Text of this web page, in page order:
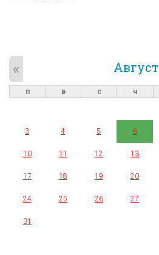
Август
«
п в с ч
3 4 5 6
10 11 12 13
17 18 19 20
24 25 26 27
31